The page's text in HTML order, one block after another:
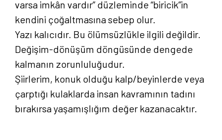
varsa imkân vardır” düzleminde “biricik”in
kendini çoğaltmasına sebep olur.
Yazı kalıcıdır. Bu ölümsüzlükle ilgili değildir.
Değişim-dönüşüm döngüsünde dengede
kalmanın zorunluluğudur.
Şiirlerim, konuk olduğu kalp/beyinlerde veya
çarptığı kulaklarda insan kavramının tadını
bırakırsa yaşamışlığım değer kazanacaktır.